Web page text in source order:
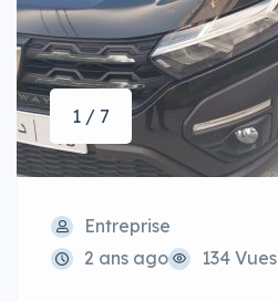
1 / 7
Entreprise
2 ans ago
134 Vues